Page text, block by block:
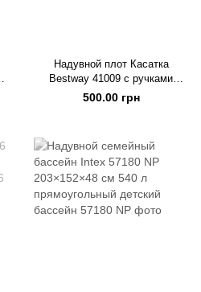
Надувной плот Касатка
Bestway 41009 с ручками
203×102 см
500.00 грн